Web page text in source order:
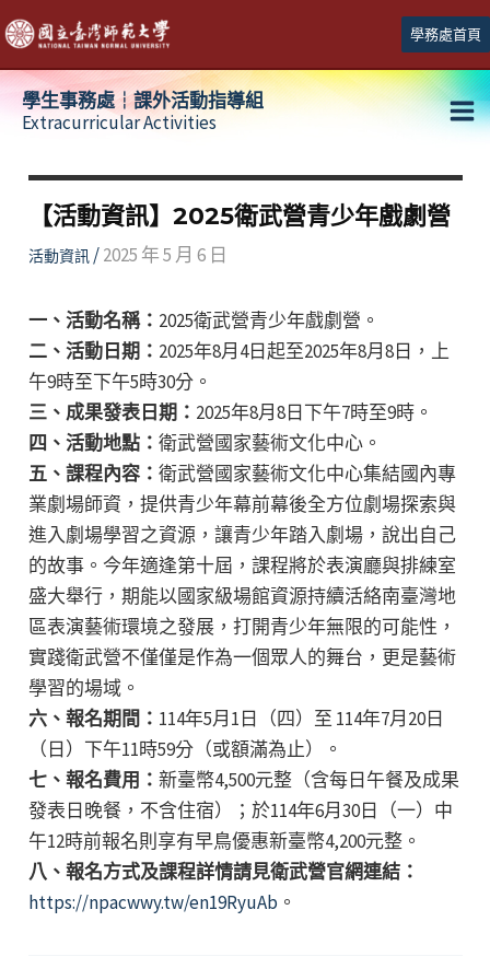
跳
至
主
學務處首頁
學生事務處┆課外活動指導組
Extracurricular Activities
【活動資訊】2025衛武營青少年戲劇營
活動資訊/2025 年 5 月 6 日
一、活動名稱： 2025衛武營青少年戲劇營。
二、活動日期： 2025年8月4日起至2025年8月8日，上
午9時至下午5時30分。
三、成果發表日期： 2025年8月8日下午7時至9時。
四、活動地點： 衛武營國家藝術文化中心。
五、課程內容： 衛武營國家藝術文化中心集結國內專
業劇場師資，提供青少年幕前幕後全方位劇場探索與
進入劇場學習之資源，讓青少年踏入劇場，說出自己
的故事。今年適逢第十屆，課程將於表演廳與排練室
盛大舉行，期能以國家級場館資源持續活絡南臺灣地
區表演藝術環境之發展，打開青少年無限的可能性，
實踐衛武營不僅僅是作為一個眾人的舞台，更是藝術
學習的場域。
六、報名期間： 114年5月1日（四）至 114年7月20日
（日）下午11時59分（或額滿為止）。
七、報名費用： 新臺幣4,500元整（含每日午餐及成果
發表日晚餐，不含住宿）；於114年6月30日（一）中
午12時前報名則享有早鳥優惠新臺幣4,200元整。
八、報名方式及課程詳情請見衛武營官網連結：
https://npacwwy.tw/en19RyuAb 。